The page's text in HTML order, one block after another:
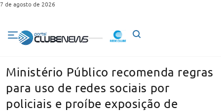
7 de agosto de 2026
Ministério Público recomenda regras
para uso de redes sociais por
policiais e proíbe exposição de